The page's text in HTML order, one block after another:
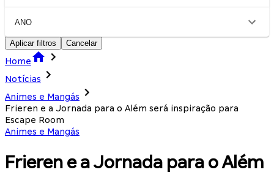
ANO
Aplicar filtros Cancelar
Home
Notícias
Animes e Mangás
Frieren e a Jornada para o Além será inspiração para
Escape Room
Animes e Mangás
Frieren e a Jornada para o Além